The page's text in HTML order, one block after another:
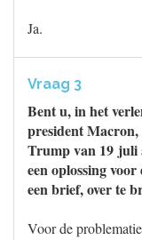
Ja.
Vraag 3
Bent u, in het
president Macron,
Trump van 19 juli
een oplossing
een brief, over te
Voor de